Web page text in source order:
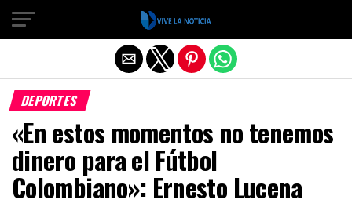
DEPORTES
«En estos momentos no tenemos
dinero para el Fútbol
Colombiano»: Ernesto Lucena
Salir de la versión móvil